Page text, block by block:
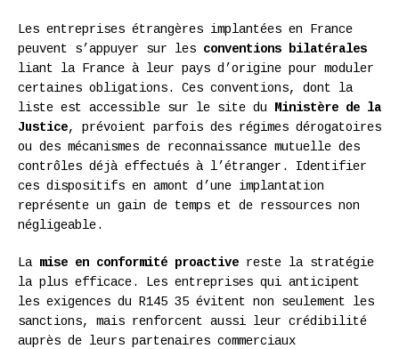
Les entreprises étrangères implantées en France
peuvent s’appuyer sur les conventions bilatérales
liant la France à leur pays d’origine pour moduler
certaines obligations. Ces conventions, dont la
liste est accessible sur le site du
Ministère de la
Justice, prévoient parfois des régimes dérogatoires
ou des mécanismes de reconnaissance mutuelle des
contrôles déjà effectués à l’étranger. Identifier
ces dispositifs en amont d’une implantation
représente un gain de temps et de ressources non
négligeable.
La mise en conformité proactive reste la stratégie
la plus efficace. Les entreprises qui anticipent
les exigences du R145 35 évitent non seulement les
sanctions, mais renforcent aussi leur crédibilité
auprès de leurs partenaires commerciaux